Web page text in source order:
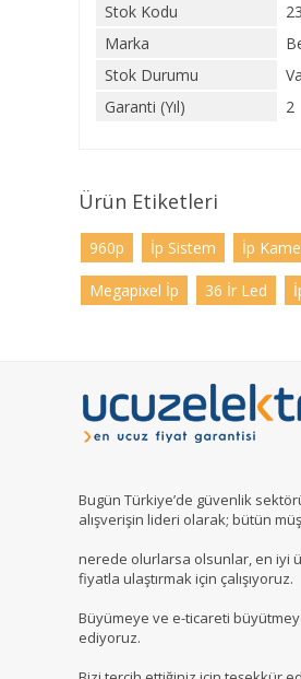
Stok Kodu
Marka
Stok Durumu
Garanti (Yıl)
2
Ürün Etiketleri
960p İp Sistem İp
Megapixel İp 36 İr Led
Bugün Türkiye’de güvenlik
alışverişin lideri olarak; bütün
nerede olurlarsa olsunlar, en iyi
fiyatla ulaştırmak için çalışıyoruz.
Büyümeye ve e-ticareti
ediyoruz.